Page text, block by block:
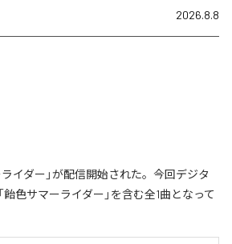
2026.8.8
イダー」が配信開始された。今回デジタ
色サマーライダー」を含む全1曲となって